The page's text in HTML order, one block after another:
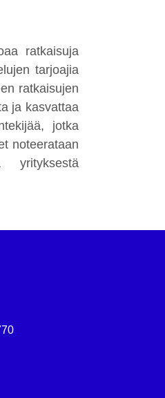
ratkaisuja
tarjoajia
ratkaisujen
ja kasvattaa
jotka
noteerataan